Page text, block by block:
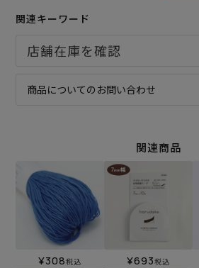
関連キーワード
商品についてのお問い合わせ
関連商品
¥308税込 ¥693税込